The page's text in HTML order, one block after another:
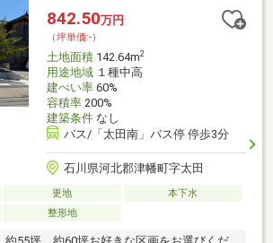
842.50万円
（坪単価:-）
土地面積142.64m2
用途地域１種中高
建ぺい率60%
容積率200%
建築条件なし
バス/「太田南」バス停 停歩3分
石川県河北郡津幡町字太田
更地
本下水
整形地